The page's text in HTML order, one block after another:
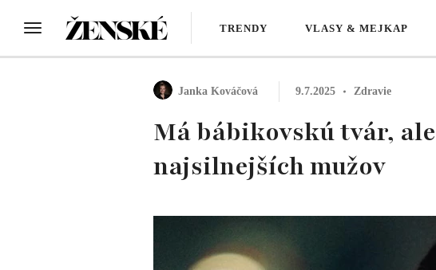
TRENDY VLASY & MEJKAP
Janka Kováčová 9.7.2025 Zdravie
Má bábikovskú tvár,
najsilnejších mužov